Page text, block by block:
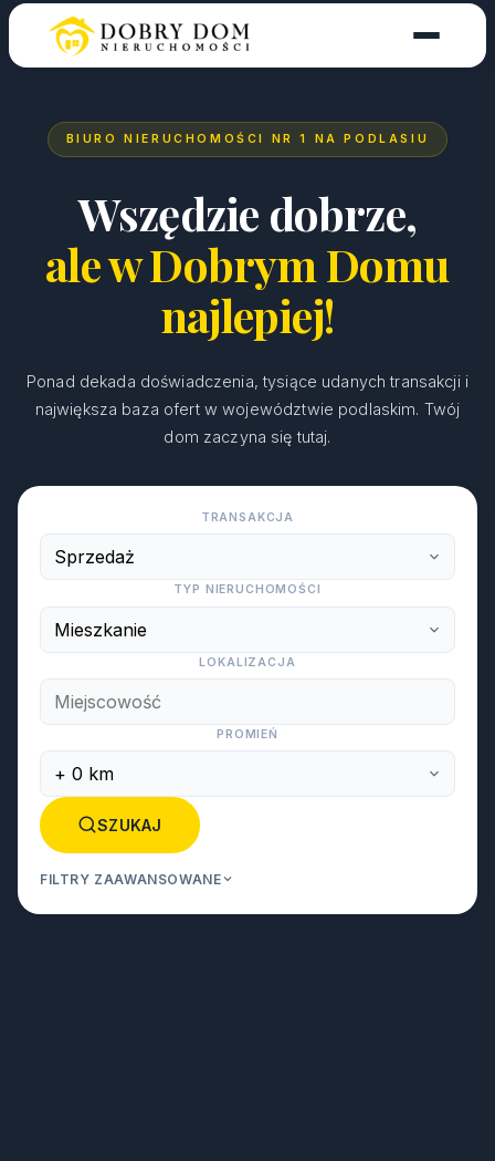
BIURO NIERUCHOMOŚCI NR 1 NA PODLASIU
Wszędzie dobrze,
ale w Dobrym Domu
najlepiej!
Ponad dekada doświadczenia, tysiące udanych transakcji i
największa baza ofert w województwie podlaskim. Twój
dom zaczyna się tutaj.
TRANSAKCJA
TYP NIERUCHOMOŚCI
LOKALIZACJA
PROMIEŃ
SZUKAJ
FILTRY ZAAWANSOWANE